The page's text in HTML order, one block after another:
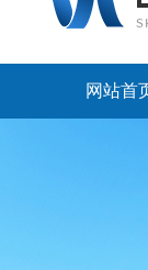
网站首